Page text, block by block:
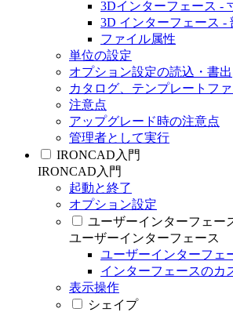
3Dインターフェース -
3D インターフェース -
ファイル属性
単位の設定
オプション設定の読込・書出
カタログ、テンプレートフ
注意点
アップグレード時の注意点
管理者として実行
IRONCAD入門
IRONCAD入門
起動と終了
オプション設定
ユーザーインターフェー
ユーザーインターフェース
ユーザーインターフェ
インターフェースのカ
表示操作
シェイプ